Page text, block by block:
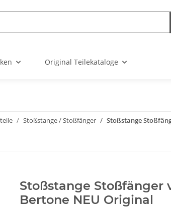
Original Teilekataloge
Stoßstange / Stoßfänger Stoßstange
Stoßstange Stoßfänger
Bertone NEU Original